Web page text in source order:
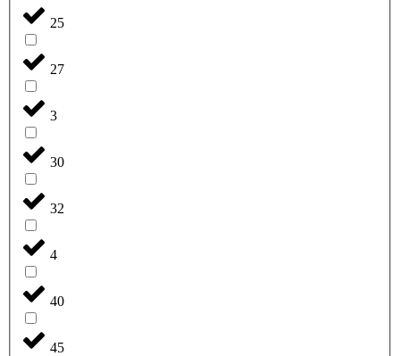
25
27
3
30
32
4
40
45